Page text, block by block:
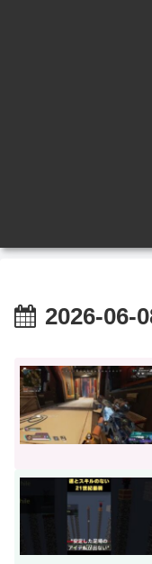
2026-06-